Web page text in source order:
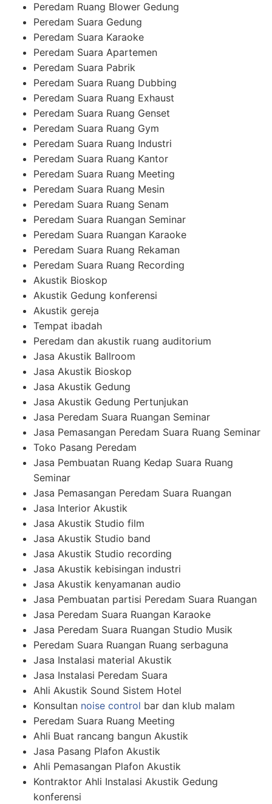
Peredam Ruang Blower Gedung
Peredam Suara Gedung
Peredam Suara Karaoke
Peredam Suara Apartemen
Peredam Suara Pabrik
Peredam Suara Ruang Dubbing
Peredam Suara Ruang Exhaust
Peredam Suara Ruang Genset
Peredam Suara Ruang Gym
Peredam Suara Ruang Industri
Peredam Suara Ruang Kantor
Peredam Suara Ruang Meeting
Peredam Suara Ruang Mesin
Peredam Suara Ruang Senam
Peredam Suara Ruangan Seminar
Peredam Suara Ruangan Karaoke
Peredam Suara Ruang Rekaman
Peredam Suara Ruang Recording
Akustik Bioskop
Akustik Gedung konferensi
Akustik gereja
Tempat ibadah
Peredam dan akustik ruang auditorium
Jasa Akustik Ballroom
Jasa Akustik Bioskop
Jasa Akustik Gedung
Jasa Akustik Gedung Pertunjukan
Jasa Peredam Suara Ruangan Seminar
Jasa Pemasangan Peredam Suara Ruang Seminar
Toko Pasang Peredam
Jasa Pembuatan Ruang Kedap Suara Ruang
Seminar
Jasa Pemasangan Peredam Suara Ruangan
Jasa Interior Akustik
Jasa Akustik Studio film
Jasa Akustik Studio band
Jasa Akustik Studio recording
Jasa Akustik kebisingan industri
Jasa Akustik kenyamanan audio
Jasa Pembuatan partisi Peredam Suara Ruangan
Jasa Peredam Suara Ruangan Karaoke
Jasa Peredam Suara Ruangan Studio Musik
Peredam Suara Ruangan Ruang serbaguna
Jasa Instalasi material Akustik
Jasa Instalasi Peredam Suara
Ahli Akustik Sound Sistem Hotel
Konsultan noise control bar dan klub malam
Peredam Suara Ruang Meeting
Ahli Buat rancang bangun Akustik
Jasa Pasang Plafon Akustik
Ahli Pemasangan Plafon Akustik
Kontraktor Ahli Instalasi Akustik Gedung
konferensi